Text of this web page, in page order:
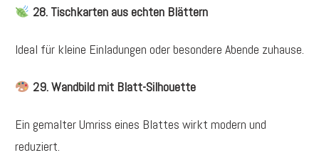
28. Tischkarten aus echten Blättern
Ideal für kleine Einladungen oder besondere Abende zuhause.
29. Wandbild mit Blatt-Silhouette
Ein gemalter Umriss eines Blattes wirkt modern und
reduziert.